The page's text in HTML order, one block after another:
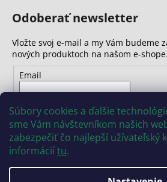
Súbory cookies a ďalšie
sme Vám návštevníkom našich
zabezpečiť čo najlepší užívateľský
informáciítu.
Odoberať newsletter
Vložte svoj e-mail a my Vám budeme
nových produktoch na našom e-shope.
Email
osobných údajov
PRIHLÁSIŤ SA